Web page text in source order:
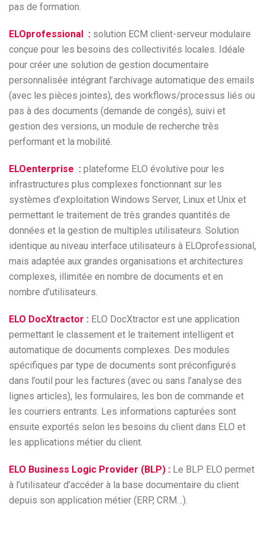
pas de formation.
ELOprofessional : solution ECM client-serveur modulaire
conçue pour les besoins des collectivités locales. Idéale
pour créer une solution de gestion documentaire
personnalisée intégrant l’archivage automatique des emails
(avec les pièces jointes), des workflows/processus liés ou
pas à des documents (demande de congés), suivi et
gestion des versions, un module de recherche très
performant et la mobilité.
ELOenterprise : plateforme ELO évolutive pour les
infrastructures plus complexes fonctionnant sur les
systèmes d’exploitation Windows Server, Linux et Unix et
permettant le traitement de très grandes quantités de
données et la gestion de multiples utilisateurs. Solution
identique au niveau interface utilisateurs à ELOprofessional,
mais adaptée aux grandes organisations et architectures
complexes, illimitée en nombre de documents et en
nombre d’utilisateurs.
ELO DocXtractor : ELO DocXtractor est une application
permettant le classement et le traitement intelligent et
automatique de documents complexes. Des modules
spécifiques par type de documents sont préconfigurés
dans l’outil pour les factures (avec ou sans l’analyse des
lignes articles), les formulaires, les bon de commande et
les courriers entrants. Les informations capturées sont
ensuite exportés selon les besoins du client dans ELO et
les applications métier du client.
ELO Business Logic Provider (BLP) : Le BLP ELO permet
à l’utilisateur d’accéder à la base documentaire du client
depuis son application métier (ERP, CRM…).